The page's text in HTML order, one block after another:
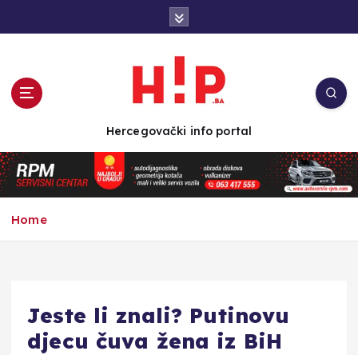
n
t
e
Hercegovački info portal
Home
Jeste li znali? Putinovu
djecu čuva žena iz BiH